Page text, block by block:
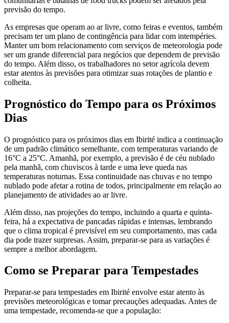
previsão do tempo.
As empresas que operam ao ar livre, como feiras e eventos, também
precisam ter um plano de contingência para lidar com intempéries.
Manter um bom relacionamento com serviços de meteorologia pode
ser um grande diferencial para negócios que dependem de previsão
do tempo. Além disso, os trabalhadores no setor agrícola devem
estar atentos às previsões para otimizar suas rotações de plantio e
colheita.
Prognóstico do Tempo para os Próximos
Dias
O prognóstico para os próximos dias em Ibirité indica a continuação
de um padrão climático semelhante, com temperaturas variando de
16°C a 25°C. Amanhã, por exemplo, a previsão é de céu nublado
pela manhã, com chuviscos à tarde e uma leve queda nas
temperaturas noturnas. Essa continuidade nas chuvas e no tempo
nublado pode afetar a rotina de todos, principalmente em relação ao
planejamento de atividades ao ar livre.
Além disso, nas projeções do tempo, incluindo a quarta e quinta-
feira, há a expectativa de pancadas rápidas e intensas, lembrando
que o clima tropical é previsível em seu comportamento, mas cada
dia pode trazer surpresas. Assim, preparar-se para as variações é
sempre a melhor abordagem.
Como se Preparar para Tempestades
Preparar-se para tempestades em Ibirité envolve estar atento às
previsões meteorológicas e tomar precauções adequadas. Antes de
uma tempestade, recomenda-se que a população: